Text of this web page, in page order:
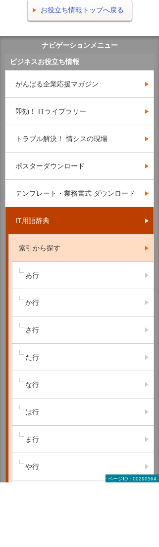
お役立ち情報トップへ戻る
ページID：00290564
ナビゲーションメニュー
ビジネスお役立ち情報
がんばる企業応援マガジン
即効！ ITライブラリー
トラブル解決！ 情シスの現場
ポスターダウンロード
テンプレート・業務書式 ダウンロード
IT用語辞典
索引から探す
あ行
か行
さ行
た行
な行
は行
ま行
や行